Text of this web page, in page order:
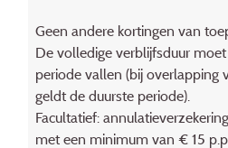
Geen andere kortingen van
De volledige verblijfsduur
periode vallen (bij overlapping
geldt de duurste periode).
Facultatief:
met een minimum van € 15